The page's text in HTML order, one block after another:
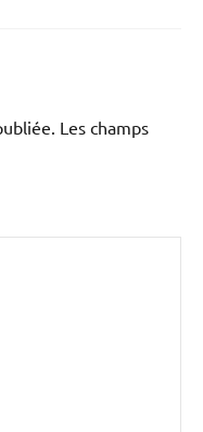
Les champs